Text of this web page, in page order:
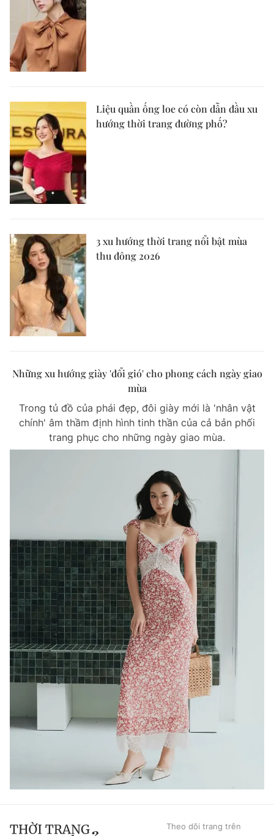
Liệu quần ống loe có còn dẫn đầu xu
hướng thời trang đường phố?
3 xu hướng thời trang nổi bật mùa
thu đông 2026
Những xu hướng giày 'đổi gió' cho phong cách ngày giao
mùa
Trong tủ đồ của phái đẹp, đôi giày mới là 'nhân vật
chính' âm thầm định hình tinh thần của cả bản phối
trang phục cho những ngày giao mùa.
Theo dõi trang trên